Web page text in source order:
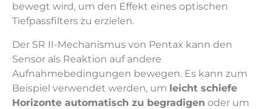
bewegt wird, um den Effekt eines optischen
Tiefpassfilters zu erzielen.
Der SR II-Mechanismus von Pentax kann den
Sensor als Reaktion auf andere
Aufnahmebedingungen bewegen. Es kann zum
Beispiel verwendet werden, um leicht schiefe
Horizonte automatisch zu begradigen oder um